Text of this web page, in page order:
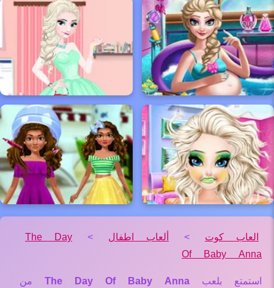
العاب كوت > ألعاب اطفال >
The Day
Of Baby Anna
استمتع بلعب The Day Of Baby Anna من